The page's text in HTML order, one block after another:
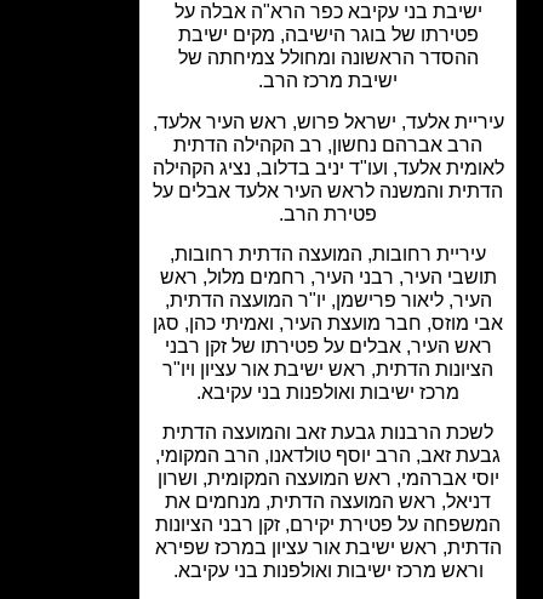
בני עקיבא כפר הרא"ה אבלה על
פטירתו של בוגר הישיבה, מקים ישיבת
ההסדר הראשונה ומחולל צמיחתה של
ישיבת מרכז הרב.
אלעד, ישראל פרוש, ראש העיר אלעד,
אברהם נחשון, רב הקהילה הדתית
אלעד, ועו"ד יניב בדלוב, נציג הקהילה
והמשנה לראש העיר אלעד אבלים על
פטירת הרב.
רחובות, המועצה הדתית רחובות,
העיר, רבני העיר, רחמים מלול, ראש
ליאור פרישמן, יו"ר המועצה הדתית,
מוזס, חבר מועצת העיר, ואמיתי כהן, סגן
העיר, אבלים על פטירתו של זקן רבני
הדתית, ראש ישיבת אור עציון ויו"ר
מרכז ישיבות ואולפנות בני עקיבא.
הרבנות גבעת זאב והמועצה הדתית
זאב, הרב יוסף טולדאנו, הרב המקומי,
אברהמי, ראש המועצה המקומית, ושרון
ראש המועצה הדתית, מנחמים את
על פטירת יקירם, זקן רבני הציונות
ראש ישיבת אור עציון במרכז שפירא
מרכז ישיבות ואולפנות בני עקיבא.